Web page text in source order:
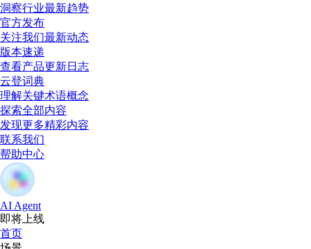
洞察行业最新趋势
官方发布
关注我们最新动态
版本速递
查看产品更新日志
云登词典
理解关键术语概念
探索全部内容
发现更多精彩内容
联系我们
帮助中心
AI Agent
即将上线
首页